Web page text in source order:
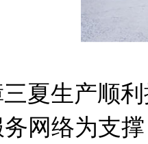
生产顺利
务网络为支